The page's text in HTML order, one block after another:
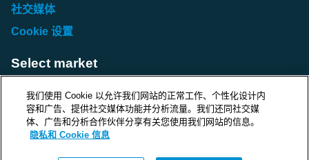
社交媒体
Cookie 设置
Select market
Choose local site
我们使用 Cookie 以允许我们网站的正常工作、个性化设计内
容和广告、提供社交媒体功能并分析流量。我们还同社交媒
体、广告和分析合作伙伴分享有关您使用我们网站的信息。
隐私和 Cookie 信息